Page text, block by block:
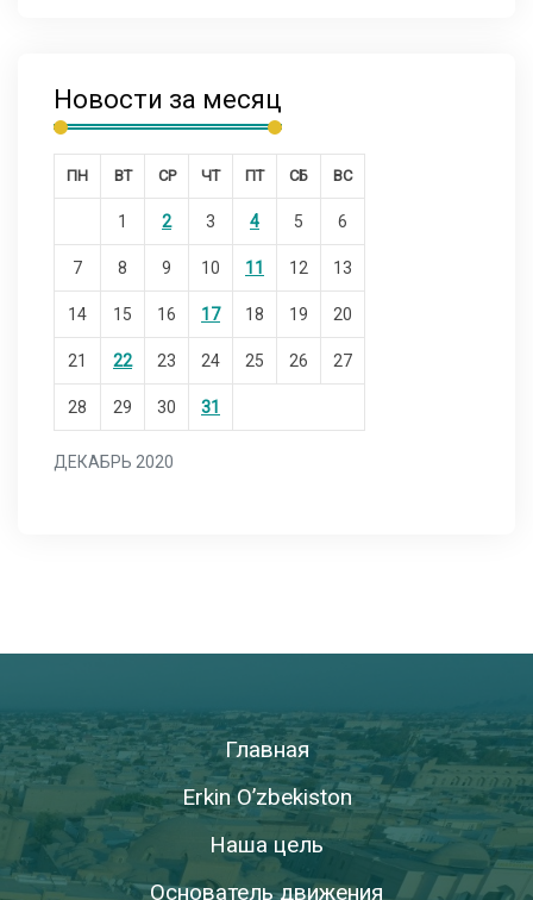
Новости за месяц
ДЕКАБРЬ 2020
ПН ВТ СР ЧТ ПТ СБ ВС
1 2 3 4 5 6
7 8 9 10 11 12 13
14 15 16 17 18 19 20
21 22 23 24 25 26 27
28 29 30 31
Главная
Erkin O’zbekiston
Наша цель
Основатель движения